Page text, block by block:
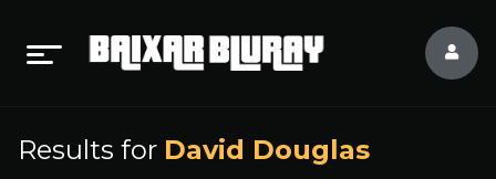
Results for David Douglas